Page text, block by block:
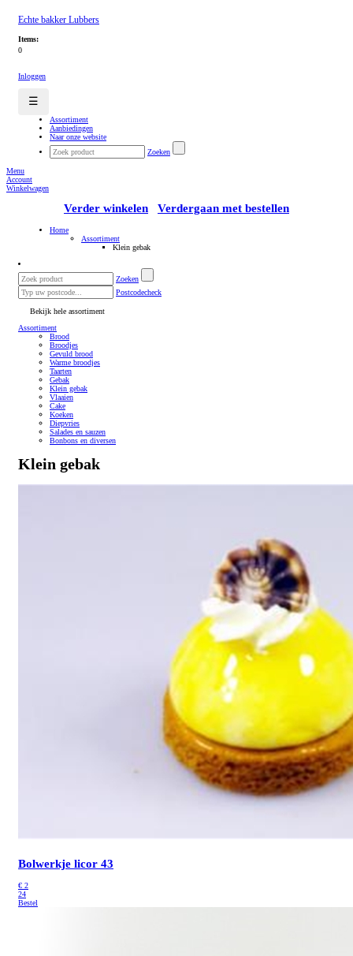
Echte bakker Lubbers
Items:
0
Inloggen
☰
Assortiment
Aanbiedingen
Naar onze website
Zoeken
Menu
Account
Winkelwagen
Verder winkelen Verdergaan met bestellen
Home
Assortiment
Klein gebak
Zoeken
Postcodecheck
Bekijk hele assortiment
Assortiment
Brood
Broodjes
Gevuld brood
Warme broodjes
Taarten
Gebak
Klein gebak
Vlaaien
Cake
Koeken
Diepvries
Salades en sauzen
Bonbons en diversen
Klein gebak
Bolwerkje licor 43
€ 2
24
Bestel